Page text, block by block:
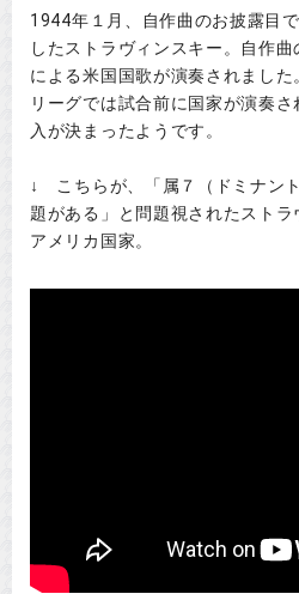
1944年１月、自作曲のお披露目
したストラヴィンスキー。自作
による米国国歌が演奏されまし
リーグでは試合前に国家が演奏
入が決まったようです。
↓ こちらが、「属７（ドミナン
題がある」と問題視されたスト
アメリカ国家。